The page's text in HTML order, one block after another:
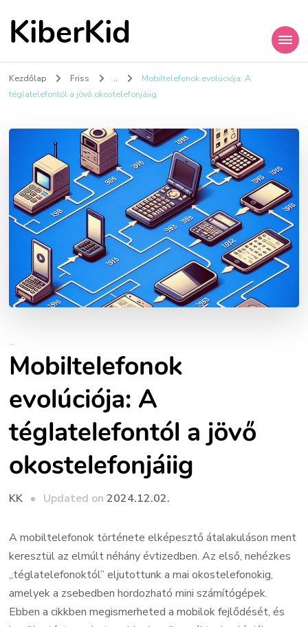
KiberKid
Kezdőlap Friss ..
Mobiltelefonok evolúciója: A
téglatelefontól a jövő okostelefonjáiig
..
Mobiltelefonok
evolúciója: A
téglatelefontól a jövő
okostelefonjáiig
KK Updated on2024.12.02.
A mobiltelefonok története elképesztő átalakuláson ment
keresztül az elmúlt néhány évtizedben. Az első, nehézkes
„téglatelefonoktól” eljutottunk a mai okostelefonokig,
amelyek a zsebedben hordozható mini számítógépek.
Ebben a cikkben megismerheted a mobilok fejlődését, és